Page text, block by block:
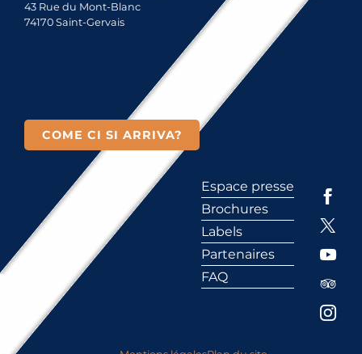
43 Rue du Mont-Blanc
74170 Saint-Gervais
COME CI SI ARRIVA?
Espace presse
Brochures
Labels
Partenaires
FAQ